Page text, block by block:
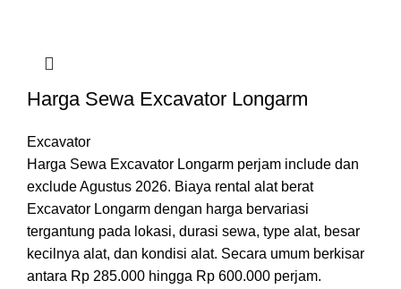
Harga Sewa Excavator Longarm
Excavator
Harga Sewa Excavator Longarm perjam include dan
exclude Agustus 2026. Biaya rental alat berat
Excavator Longarm dengan harga bervariasi
tergantung pada lokasi, durasi sewa, type alat, besar
kecilnya alat, dan kondisi alat. Secara umum berkisar
antara Rp 285.000 hingga Rp 600.000 perjam.